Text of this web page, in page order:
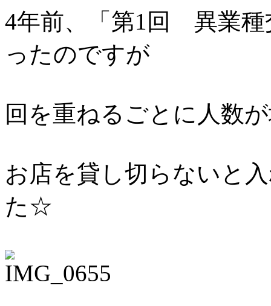
4年前、「第1回 異業種
ったのですが
回を重ねるごとに人数
お店を貸し切らないと
た☆